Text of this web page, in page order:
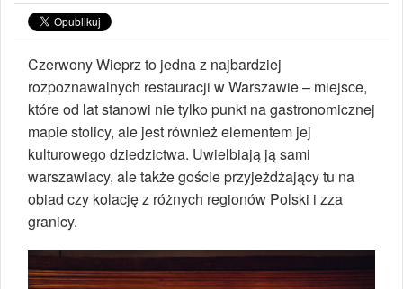
Czerwony Wieprz to jedna z najbardziej
rozpoznawalnych restauracji w Warszawie – miejsce,
które od lat stanowi nie tylko punkt na gastronomicznej
mapie stolicy, ale jest również elementem jej
kulturowego dziedzictwa. Uwielbiają ją sami
warszawiacy, ale także goście przyjeżdżający tu na
obiad czy kolację z różnych regionów Polski i zza
granicy.